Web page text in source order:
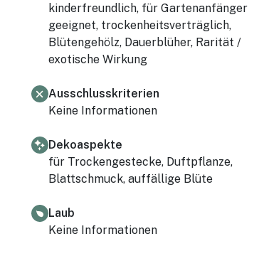
kinderfreundlich, für Gartenanfänger
geeignet, trockenheitsverträglich,
Blütengehölz, Dauerblüher, Rarität /
exotische Wirkung
Ausschlusskriterien
Keine Informationen
Dekoaspekte
für Trockengestecke, Duftpflanze,
Blattschmuck, auffällige Blüte
Laub
Keine Informationen